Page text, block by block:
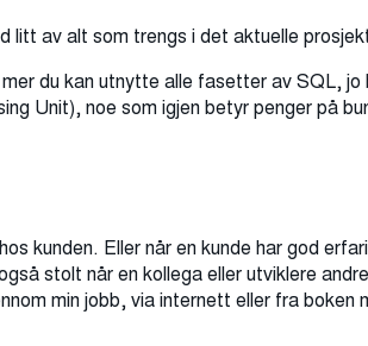
litt av alt som trengs i det aktuelle
du kan utnytte alle fasetter av SQL, jo
Unit), noe som igjen betyr penger på
kunden. Eller når en kunde har god
stolt når en kollega eller utviklere
min jobb, via internett eller fra boken